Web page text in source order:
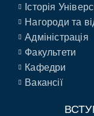
Історія
Нагороди та
Адміністрація
Факультети
Кафедри
Вакансії